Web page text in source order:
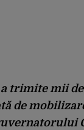
trimite mii
de